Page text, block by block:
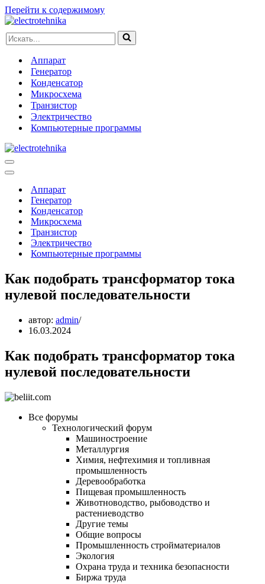
Перейти к содержимому
Искать...
Аппарат
Генератор
Конденсатор
Микросхема
Транзистор
Электричество
Компьютерные программы
Меню
навигации
Меню
навигацииАппарат
Генератор
Конденсатор
Микросхема
Транзистор
Электричество
Компьютерные программы
Как подобрать трансформатор тока
нулевой последовательности
автор: admin
16.03.2024
Как подобрать трансформатор тока
нулевой последовательности
Все форумы
Технологический форум
Машиностроение
Металлургия
Химия, нефтехимия и топливная
промышленность
Деревообработка
Пищевая промышленность
Животноводство, рыбоводство и
растениеводство
Другие темы
Общие вопросы
Промышленность стройматериалов
Экология
Охрана труда и техника безопасности
Биржа труда